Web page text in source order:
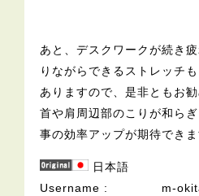
あと、デスクワークが続き
りながらできるストレッチも
ありますので、是非ともお勧
首や肩周辺部のこりが和ら
事の効率アップが期待できま
日本語
Username
m-